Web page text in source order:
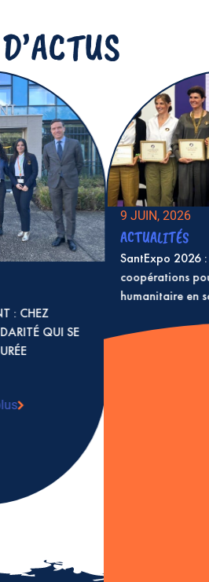
: CHEZ
QUI SE
L’ADHÉRENT : CHEZ
UNE SOLIDARITÉ QUI SE
DANS LA DURÉE
9 JUIN, 2026
ACTUALITÉS
SantExpo 2026
coopérations
humanitaire en